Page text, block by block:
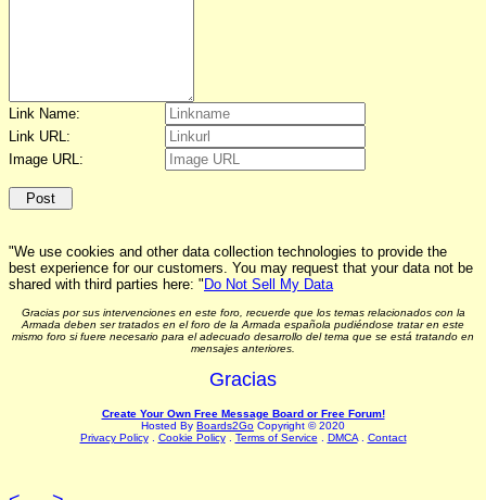
Link Name:
Link URL:
Image URL:
"We use cookies and other data collection technologies to provide the
best experience for our customers. You may request that your data not be
shared with third parties here: " Do Not Sell My Data
Gracias por sus intervenciones en este foro, recuerde que los temas relacionados con la
Armada deben ser tratados en el foro de la Armada española pudiéndose tratar en este
mismo foro si fuere necesario para el adecuado desarrollo del tema que se está tratando en
mensajes anteriores.
Gracias
Create Your Own Free Message Board or Free Forum!
Hosted By Boards2Go Copyright © 2020
Privacy Policy. Cookie Policy. Terms of Service DMCA. Contact